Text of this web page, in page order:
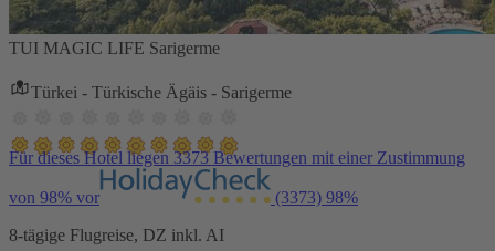
TUI MAGIC LIFE Sarigerme
Türkei - Türkische Ägäis - Sarigerme
Für dieses Hotel liegen 3373 Bewertungen mit einer Zustimmung
von 98% vor (3373) 98%
8-tägige Flugreise, DZ inkl. AI